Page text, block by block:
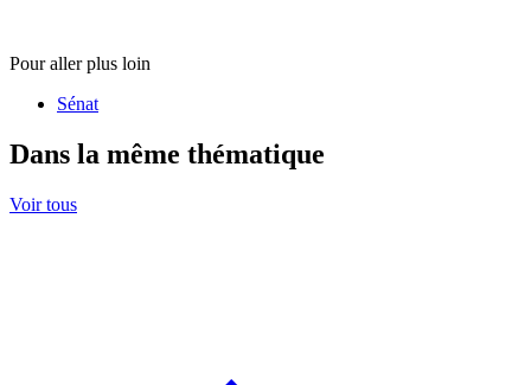
Pour aller plus loin
Sénat
Dans la même thématique
Voir tous